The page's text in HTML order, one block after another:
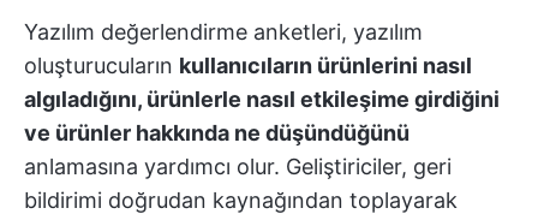
Yazılım değerlendirme anketleri, yazılım
oluşturucuların kullanıcıların ürünlerini nasıl
algıladığını, ürünlerle nasıl etkileşime girdiğini
ve ürünler hakkında ne düşündüğünü
anlamasına yardımcı olur. Geliştiriciler, geri
bildirimi doğrudan kaynağından toplayarak